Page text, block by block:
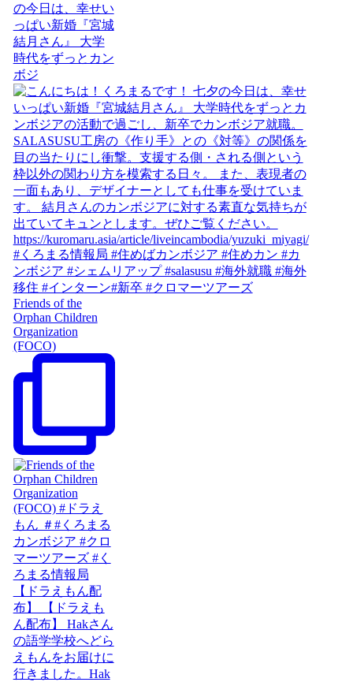
の今日は、幸せい
っぱい新婚『宮城
結月さん』 大学
時代をずっとカン
ボジ
Friends of the
Orphan Children
Organization
(FOCO)
【ドラえもん配
布】 【ドラえも
ん配布】 Hakさん
の語学学校へどら
えもんをお届けに
行きました。Hak